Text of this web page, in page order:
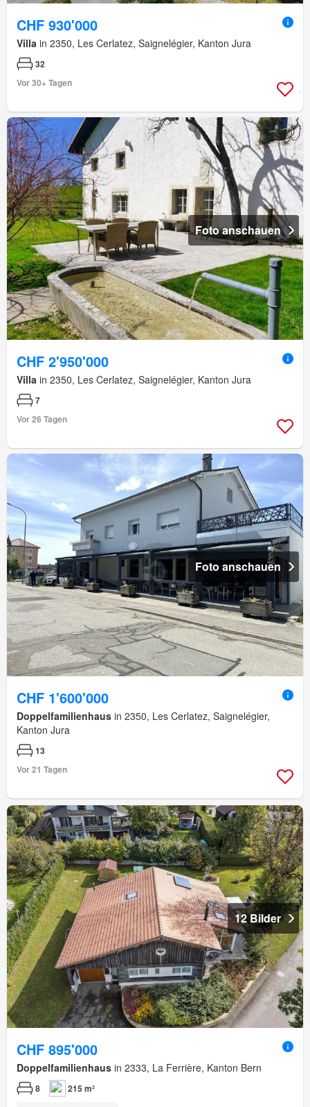
CHF 930'000
Villa in 2350, Les Cerlatez, Saignelégier, Kanton Jura
32
Vor 30+ Tagen
Foto anschauen
CHF 2'950'000
Villa in 2350, Les Cerlatez, Saignelégier, Kanton Jura
7
Vor 26 Tagen
Foto anschauen
CHF 1'600'000
Doppelfamilienhaus in 2350, Les Cerlatez, Saignelégier,
Kanton Jura
13
Vor 21 Tagen
12 Bilder
CHF 895'000
Doppelfamilienhaus in 2333, La Ferrière, Kanton Bern
8 215 m²